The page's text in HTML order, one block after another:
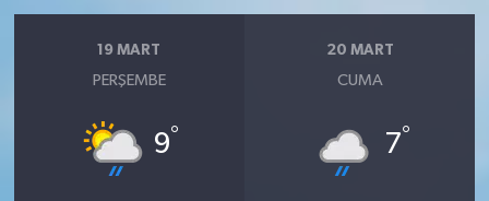
19 MART
PERŞEMBE
9°
20 MART
CUMA
7°